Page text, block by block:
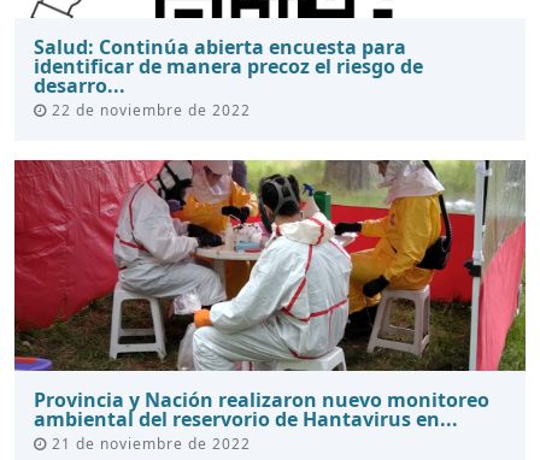
Salud: Continúa abierta encuesta para
identificar de manera precoz el riesgo de
desarro...
22 de noviembre de 2022
Provincia y Nación realizaron nuevo monitoreo
ambiental del reservorio de Hantavirus en...
21 de noviembre de 2022